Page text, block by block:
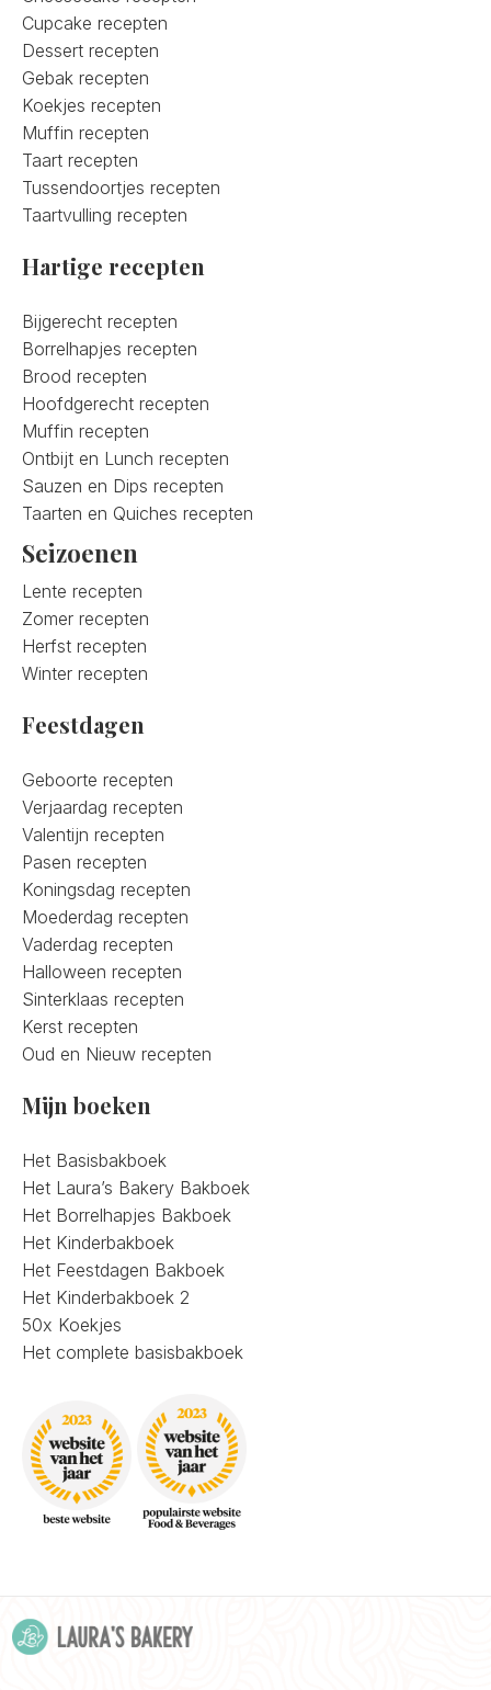
Cupcake recepten
Dessert recepten
Gebak recepten
Koekjes recepten
Muffin recepten
Taart recepten
Tussendoortjes recepten
Taartvulling recepten
Hartige recepten
Bijgerecht recepten
Borrelhapjes recepten
Brood recepten
Hoofdgerecht recepten
Muffin recepten
Ontbijt en Lunch recepten
Sauzen en Dips recepten
Taarten en Quiches recepten
Seizoenen
Lente recepten
Zomer recepten
Herfst recepten
Winter recepten
Feestdagen
Geboorte recepten
Verjaardag recepten
Valentijn recepten
Pasen recepten
Koningsdag recepten
Moederdag recepten
Vaderdag recepten
Halloween recepten
Sinterklaas recepten
Kerst recepten
Oud en Nieuw recepten
Mijn boeken
Het Basisbakboek
Het Laura’s Bakery Bakboek
Het Borrelhapjes Bakboek
Het Kinderbakboek
Het Feestdagen Bakboek
Het Kinderbakboek 2
50x Koekjes
Het complete basisbakboek